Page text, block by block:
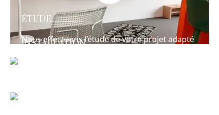
ÉTUDE
Nous effectuons l’étude de votre projet adapté
INSTALLATION